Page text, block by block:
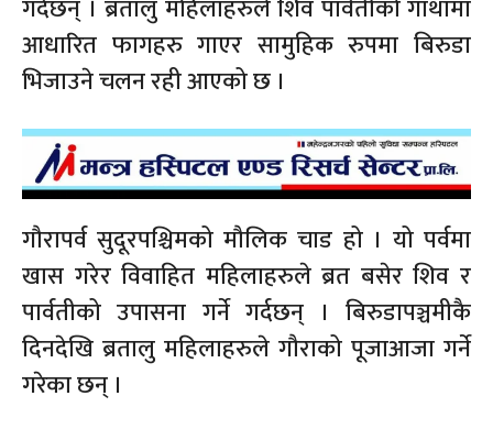
गर्दछन् । ब्रतालु महिलाहरुले शिव पार्वतीको गाथामा
आधारित फागहरु गाएर सामुहिक रुपमा बिरुडा
भिजाउने चलन रही आएको छ ।
गौरापर्व सुदूरपश्चिमको मौलिक चाड हो । यो पर्वमा
खास गरेर विवाहित महिलाहरुले ब्रत बसेर शिव र
पार्वतीको उपासना गर्ने गर्दछन् । बिरुडापञ्चमीकै
दिनदेखि ब्रतालु महिलाहरुले गौराको पूजाआजा गर्ने
गरेका छन् ।